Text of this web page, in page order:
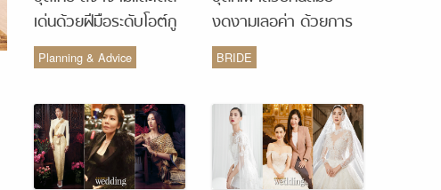
เด่นด้วยฝีมือระดับโอต์กู
ตูร์ จากห้องเสื้อ Vanus
Couture
Planning & Advice
งดงามเลอค่า ด้วยการ
รังสรรค์จากห้องเสื้อ
Monique Wedding
BRIDE